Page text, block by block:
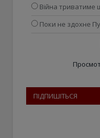
Війна триватиме
Поки не здохне
ПІДПИШІТЬСЯ